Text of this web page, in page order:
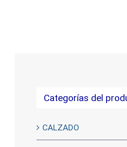
Categorías del
CALZADO